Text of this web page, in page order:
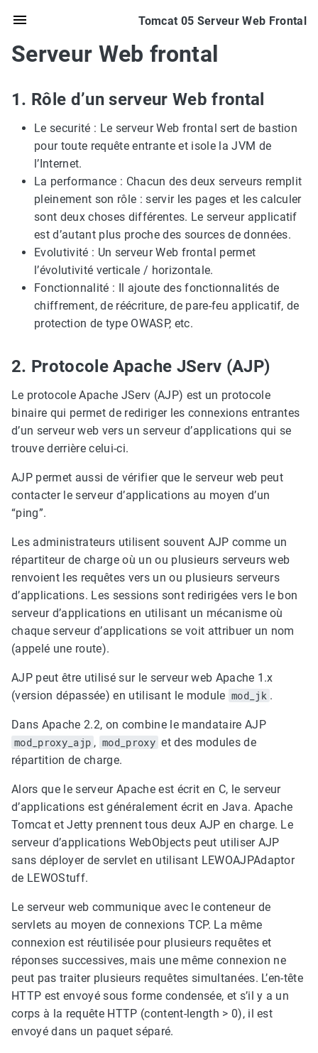
Tomcat 05 Serveur Web Frontal
Serveur Web frontal
1. Rôle d’un serveur Web frontal
Le securité : Le serveur Web frontal sert de bastion
pour toute requête entrante et isole la JVM de
l’Internet.
La performance : Chacun des deux serveurs remplit
pleinement son rôle : servir les pages et les calculer
sont deux choses différentes. Le serveur applicatif
est d’autant plus proche des sources de données.
Evolutivité : Un serveur Web frontal permet
l’évolutivité verticale / horizontale.
Fonctionnalité : Il ajoute des fonctionnalités de
chiffrement, de réécriture, de pare-feu applicatif, de
protection de type OWASP, etc.
2. Protocole Apache JServ (AJP)
Le protocole Apache JServ (AJP) est un protocole
binaire qui permet de rediriger les connexions entrantes
d’un serveur web vers un serveur d’applications qui se
trouve derrière celui-ci.
AJP permet aussi de vérifier que le serveur web peut
contacter le serveur d’applications au moyen d’un
“ping”.
Les administrateurs utilisent souvent AJP comme un
répartiteur de charge où un ou plusieurs serveurs web
renvoient les requêtes vers un ou plusieurs serveurs
d’applications. Les sessions sont redirigées vers le bon
serveur d’applications en utilisant un mécanisme où
chaque serveur d’applications se voit attribuer un nom
(appelé une route).
AJP peut être utilisé sur le serveur web Apache 1.x
(version dépassée) en utilisant le module mod_jk .
Dans Apache 2.2, on combine le mandataire AJP
mod_proxy_ajp , mod_proxy et des modules de
répartition de charge.
Alors que le serveur Apache est écrit en C, le serveur
d’applications est généralement écrit en Java. Apache
Tomcat et Jetty prennent tous deux AJP en charge. Le
serveur d’applications WebObjects peut utiliser AJP
sans déployer de servlet en utilisant LEWOAJPAdaptor
de LEWOStuff.
Le serveur web communique avec le conteneur de
servlets au moyen de connexions TCP. La même
connexion est réutilisée pour plusieurs requêtes et
réponses successives, mais une même connexion ne
peut pas traiter plusieurs requêtes simultanées. L’en-tête
HTTP est envoyé sous forme condensée, et s’il y a un
corps à la requête HTTP (content-length > 0), il est
envoyé dans un paquet séparé.